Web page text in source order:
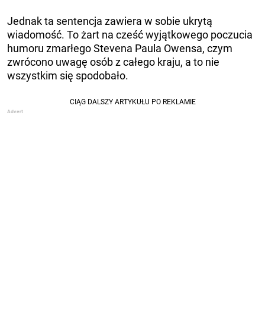
Jednak ta sentencja zawiera w sobie ukrytą
wiadomość. To żart na cześć wyjątkowego poczucia
humoru zmarłego Stevena Paula Owensa, czym
zwrócono uwagę osób z całego kraju, a to nie
wszystkim się spodobało.